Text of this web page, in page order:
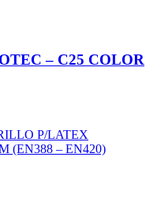
– C25 COLOR